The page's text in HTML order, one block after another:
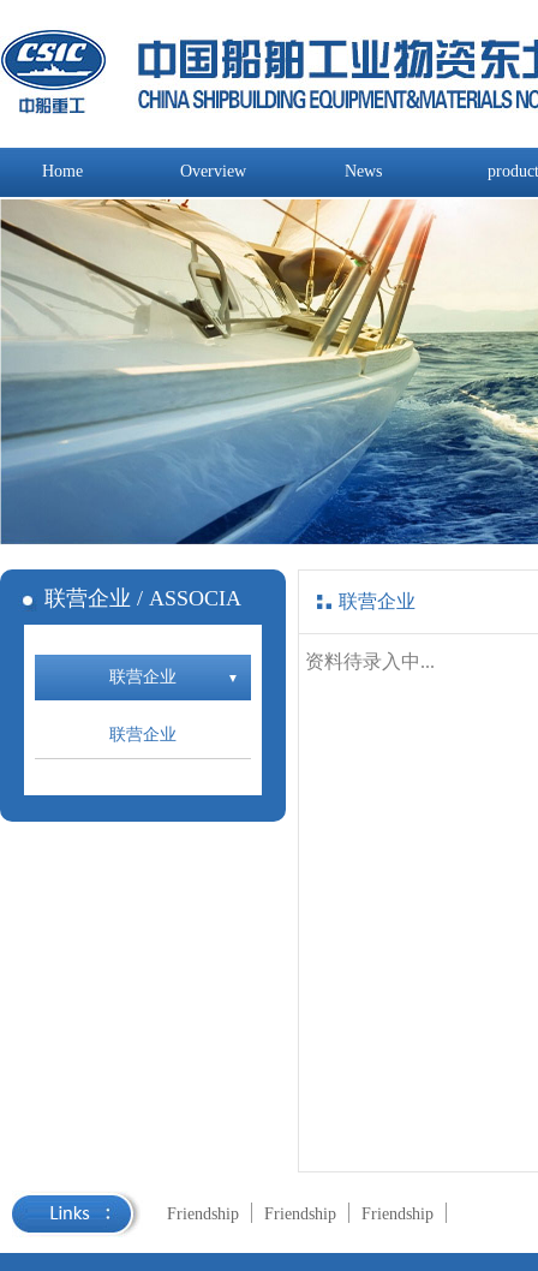
Home Overview News product
联营企业 / ASSOCIA
联营企业
联营企业
联营企业
资料待录入中...
Friendship Friendship Friendship